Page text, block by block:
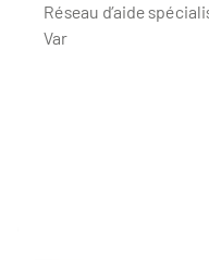
Réseau d’aide
Var